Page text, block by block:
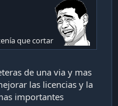
que cortar
de una via y mas
las licencias y la
importantes